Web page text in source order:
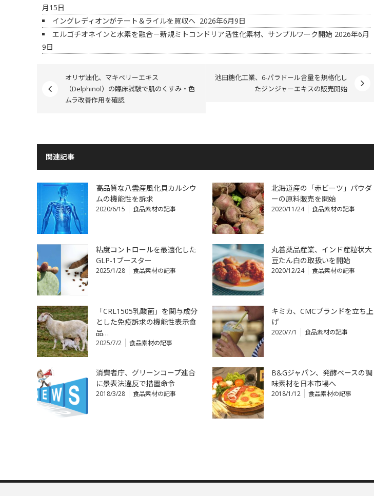
月15日
イングレディオンがテート＆ライルを買収へ 2026年6月9日
エルゴチオネインと水素を融合－新規ミトコンドリア活性化素材、サンプルワーク開始 2026年6月
9日
オリザ油化、マキベリーエキス
（Delphinol）の臨床試験で肌のくすみ・色
ムラ改善作用を確認
池田糖化工業、6-パラドール含量を規格化し
たジンジャーエキスの販売開始
関連記事
高品質な八雲産風化貝カルシウ
ムの機能性を訴求
2020/6/15 食品素材の記事
北海道産の「赤ビーツ」パウダ
ーの原料販売を開始
2020/11/24 食品素材の記事
粘度コントロールを最適化した
GLP-1ブースター
2025/1/28 食品素材の記事
丸善薬品産業、インド産粒状大
豆たん白の取扱いを開始
2020/12/24 食品素材の記事
「CRL1505乳酸菌」を関与成分
とした免疫訴求の機能性表示食
品…
2025/7/2 食品素材の記事
キミカ、CMCブランドを立ち上
げ
2020/7/1 食品素材の記事
消費者庁、グリーンコープ連合
に景表法違反で措置命令
2018/3/28 食品素材の記事
B&Gジャパン、発酵ベースの調
味素材を日本市場へ
2018/1/12 食品素材の記事